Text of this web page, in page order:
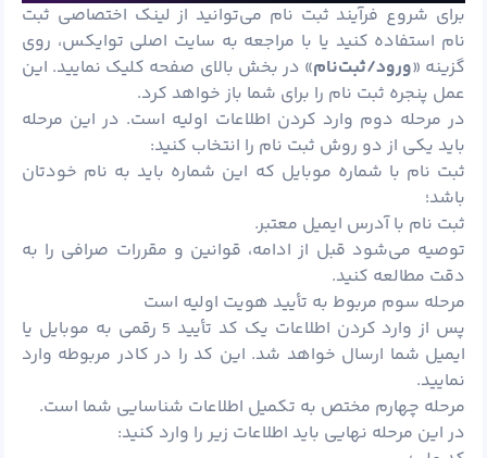
برای شروع فرآیند ثبت نام می‌توانید از لینک اختصاصی ثبت
نام استفاده کنید یا با مراجعه به سایت اصلی توایکس، روی
گزینه «ورود/ثبت‌نام» در بخش بالای صفحه کلیک نمایید. این
عمل پنجره ثبت نام را برای شما باز خواهد کرد.
در مرحله دوم وارد کردن اطلاعات اولیه است. در این مرحله
باید یکی از دو روش ثبت نام را انتخاب کنید:
ثبت نام با شماره موبایل که این شماره باید به نام خودتان
باشد؛
ثبت نام با آدرس ایمیل معتبر.
توصیه می‌شود قبل از ادامه، قوانین و مقررات صرافی را به
دقت مطالعه کنید.
مرحله سوم مربوط به تأیید هویت اولیه است
پس از وارد کردن اطلاعات یک کد تأیید 5 رقمی به موبایل یا
ایمیل شما ارسال خواهد شد. این کد را در کادر مربوطه وارد
نمایید.
مرحله چهارم مختص به تکمیل اطلاعات شناسایی شما است.
در این مرحله نهایی باید اطلاعات زیر را وارد کنید: